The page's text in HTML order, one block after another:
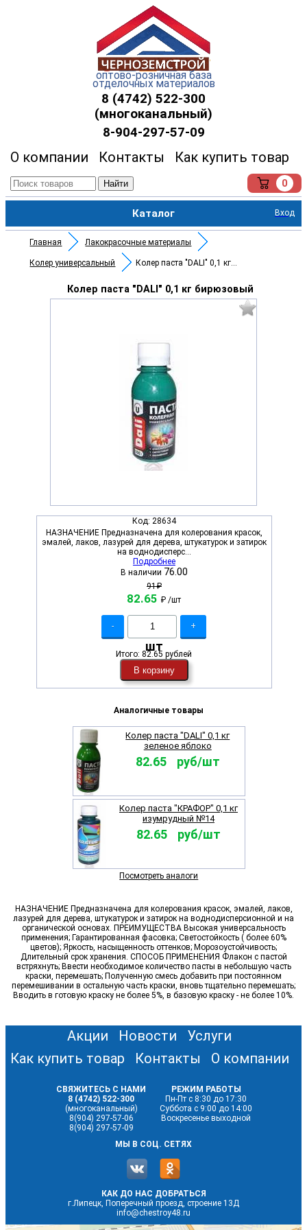
оптово-розничная база
отделочных материалов
8 (4742) 522-300
(многоканальный)
8-904-297-57-09
О компании Контакты Как купить товар
Найти 0
Каталог Вход
Главная Лакокрасочные материалы
Колер универсальный Колер паста "DALI" 0,1 кг бирю
Колер паста "DALI" 0,1 кг бирюзовый
Код: 28634
НАЗНАЧЕНИЕ Предназначена для колерования красок,
эмалей, лаков, лазурей для дерева, штукатурок и затирок
на воднодисперс...
Подробнее
В наличии 76.00
91₽
82.65 ₽/шт
- +
шт
Итого: 82.65 рублей
В корзину
Аналогичные товары
Колер паста "DALI" 0,1 кг
зеленое яблоко
82.65 руб/шт
Колер паста "КРАФОР" 0,1 кг
изумрудный №14
82.65 руб/шт
Посмотреть аналоги
НАЗНАЧЕНИЕ Предназначена для колерования красок, эмалей, лаков,
лазурей для дерева, штукатурок и затирок на воднодисперсионной и на
органической основах. ПРЕИМУЩЕСТВА Высокая универсальность
применения; Гарантированная фасовка; Светостойкость ( более 60%
цветов); Яркость, насыщенность оттенков; Морозоустойчивость;
Длительный срок хранения. СПОСОБ ПРИМЕНЕНИЯ Флакон с пастой
встряхнуть; Ввести необходимое количество пасты в небольшую часть
краски, перемешать; Полученную смесь добавить при постоянном
перемешивании в остальную часть краски, вновь тщательно перемешать;
Вводить в готовую краску не более 5%, в базовую краску - не более 10%.
Акции Новости
Услуги
Как купить товар
Контакты О компании
СВЯЖИТЕСЬ С НАМИ
8 (4742) 522-300
(многоканальный)
8(904) 297-57-06
8(904) 297-57-09
РЕЖИМ РАБОТЫ
Пн-Пт с 8:30 до 17:30
Суббота с 9:00 до 14:00
Воскресенье выходной
МЫ В СОЦ. СЕТЯХ
КАК ДО НАС ДОБРАТЬСЯ
г.Липецк, Поперечный проезд, строение 13Д
info@chestroy48.ru